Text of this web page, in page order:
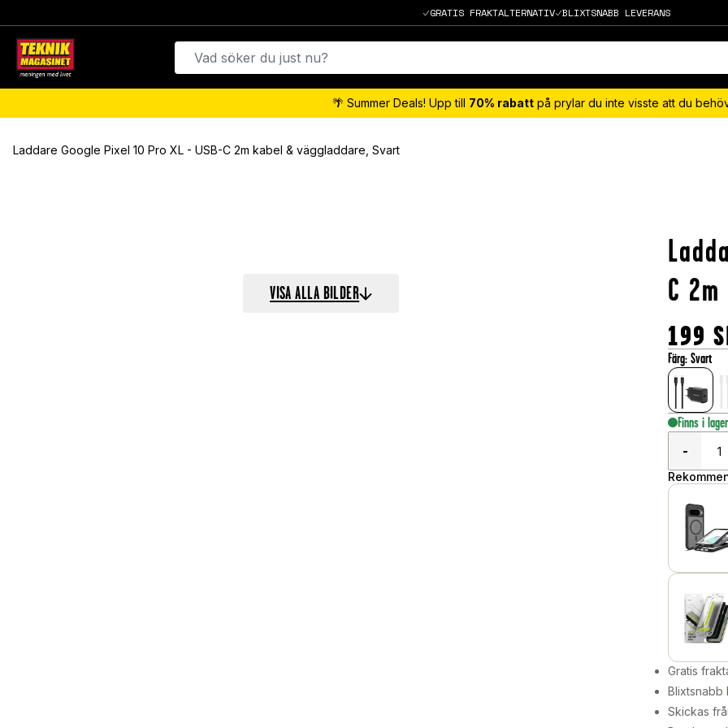
GRATIS FRAKTALTERNATIV BLIXTSNABB LEVERANS
🌴 Summer Deals! Upp till 70% rabatt på prylar du inte visste att du
Laddare Google Pixel 10 Pro XL - USB-C 2m kabel & väggladdare, Svart
VISA ALLA BILDER
C
199
Färg:Svart
Finns i lager
-
Gratis
Blixtsnabb
Skickas